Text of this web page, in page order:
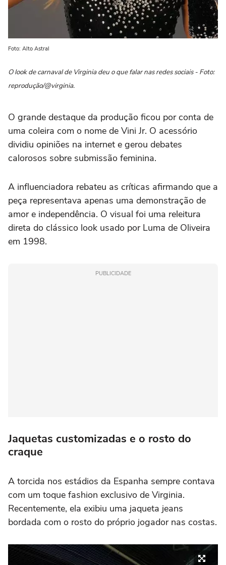
Foto: Alto Astral
O look de carnaval de Virginia deu o que falar nas redes sociais - Foto:
reprodução/@virginia.
O grande destaque da produção ficou por conta de
uma coleira com o nome de Vini Jr. O acessório
dividiu opiniões na internet e gerou debates
calorosos sobre submissão feminina.
A influenciadora rebateu as críticas afirmando que a
peça representava apenas uma demonstração de
amor e independência. O visual foi uma releitura
direta do clássico look usado por Luma de Oliveira
em 1998.
PUBLICIDADE
Jaquetas customizadas e o rosto do
craque
A torcida nos estádios da Espanha sempre contava
com um toque fashion exclusivo de Virginia.
Recentemente, ela exibiu uma jaqueta jeans
bordada com o rosto do próprio jogador nas costas.